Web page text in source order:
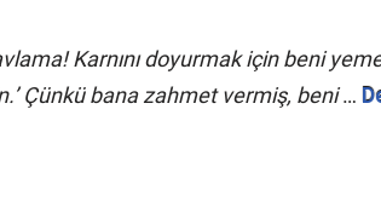
Karnını doyurmak için beni
Çünkü bana zahmet vermiş, beni…